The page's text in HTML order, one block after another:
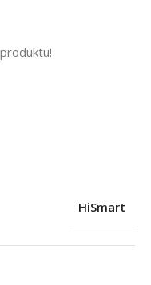
HiSmart